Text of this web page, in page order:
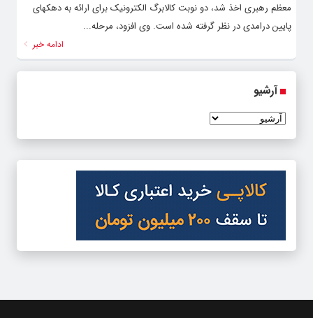
معظم رهبری اخذ شد، دو نوبت کالابرگ الکترونیک برای ارائه به دهکهای
پایین درامدی در نظر گرفته شده است. وی افزود، مرحله...
ادامه خبر
آرشیو